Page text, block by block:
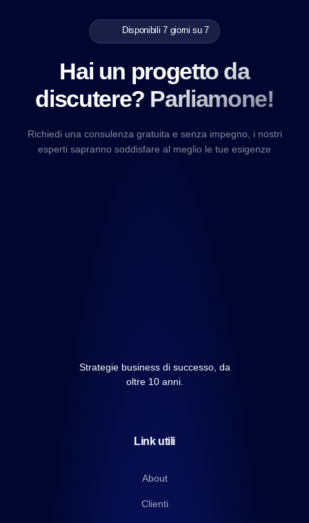
Disponibili 7 giorni su 7
Hai un progetto da
discutere? Parliamone!
Richiedi una consulenza gratuita e senza impegno, i nostri
esperti sapranno soddisfare al meglio le tue esigenze
Strategie business di successo, da
oltre 10 anni.
Link utili
About
Clienti